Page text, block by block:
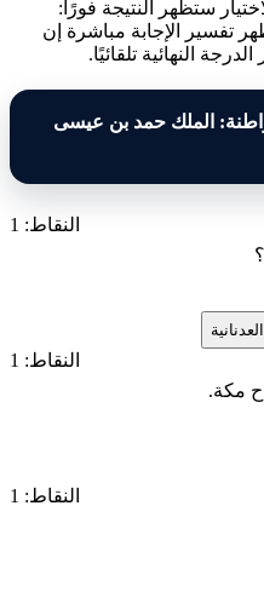
ستظهر النتيجة فورًا:
تفسير الإجابة مباشرة إن
النهائية تلقائيًا.
الملك حمد بن عيسى
النقاط: 1
النقاط: 1
مكة.
النقاط: 1